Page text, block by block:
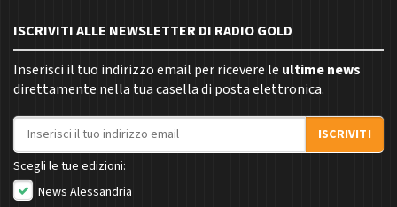
ISCRIVITI ALLE NEWSLETTER DI RADIO GOLD
Inserisci il tuo indirizzo email per ricevere le ultime news
direttamente nella tua casella di posta elettronica.
Indirizzo email
ISCRIVITI
Scegli le tue edizioni:
News Alessandria